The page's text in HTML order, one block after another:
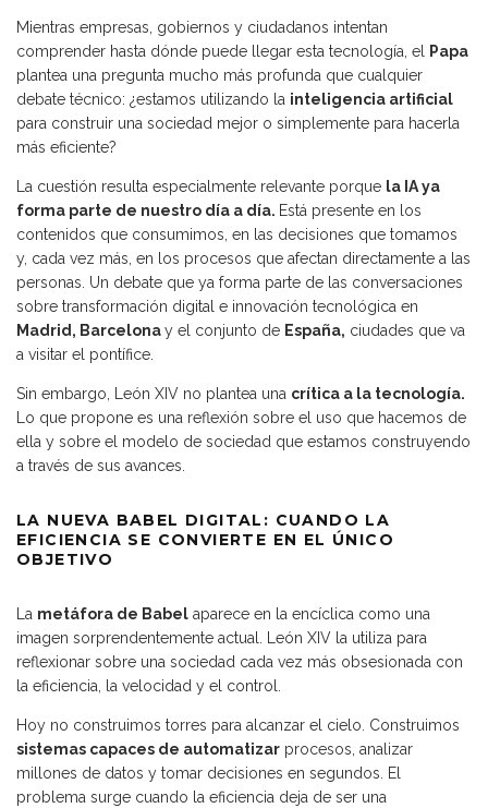
Mientras empresas, gobiernos y ciudadanos intentan
comprender hasta dónde puede llegar esta tecnología, el Papa
plantea una pregunta mucho más profunda que cualquier
debate técnico: ¿estamos utilizando la inteligencia artificial
para construir una sociedad mejor o simplemente para hacerla
más eficiente?
La cuestión resulta especialmente relevante porque la IA ya
forma parte de nuestro día a día. Está presente en los
contenidos que consumimos, en las decisiones que tomamos
y, cada vez más, en los procesos que afectan directamente a las
personas. Un debate que ya forma parte de las conversaciones
sobre transformación digital e innovación tecnológica en
Madrid, Barcelonay el conjunto de España, ciudades que va
a visitar el pontífice.
Sin embargo, León XIV no plantea una crítica a la tecnología.
Lo que propone es una reflexión sobre el uso que hacemos de
ella y sobre el modelo de sociedad que estamos construyendo
a través de sus avances.
LA NUEVA BABEL DIGITAL: CUANDO LA
EFICIENCIA SE CONVIERTE EN EL ÚNICO
OBJETIVO
La metáfora de Babel aparece en la encíclica como una
imagen sorprendentemente actual. León XIV la utiliza para
reflexionar sobre una sociedad cada vez más obsesionada con
la eficiencia, la velocidad y el control.
Hoy no construimos torres para alcanzar el cielo. Construimos
sistemas capaces de automatizar procesos, analizar
millones de datos y tomar decisiones en segundos. El
problema surge cuando la eficiencia deja de ser una